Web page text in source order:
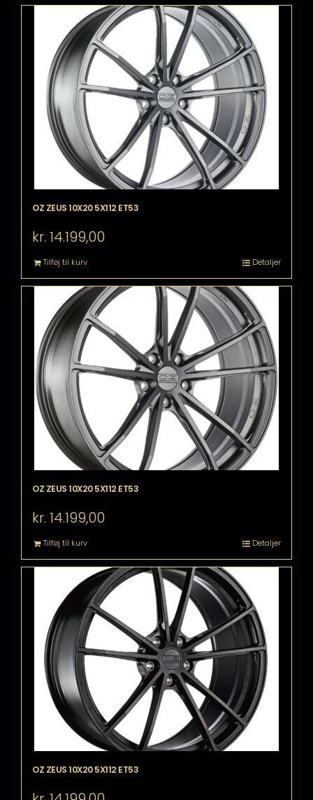
OZ ZEUS 10X20 5X112 ET53
kr. 14.199,00
Tilføj til kurv Detaljer
OZ ZEUS 10X20 5X112 ET53
kr. 14.199,00
Tilføj til kurv Detaljer
OZ ZEUS 10X20 5X112 ET53